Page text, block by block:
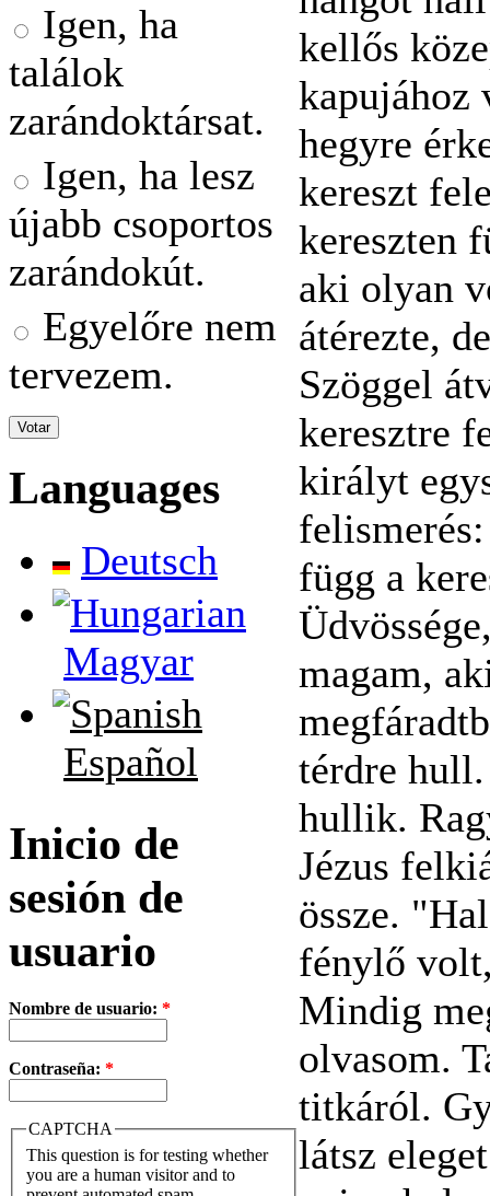
Igen, ha
találok
zarándoktársat.
Igen, ha lesz
újabb csoportos
zarándokút.
Egyelőre nem
tervezem.
Languages
Deutsch
Magyar
Español
Inicio de
sesión de
usuario
Nombre de usuario: *
Contraseña: *
CAPTCHA
This question is for testing whether
you are a human visitor and to
kellős
kapujához
hegyre
kereszt
kereszten
aki olyan
átérezte,
Szöggel
keresztre
királyt
függ a
magam,
térdre
hullik.
Jézus
össze.
fénylő
Mindig
olvasom.
titkáról.
látsz